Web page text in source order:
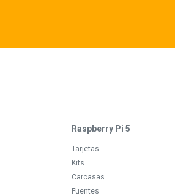
Raspberry Pi 5
Tarjetas
Kits
Carcasas
Fuentes